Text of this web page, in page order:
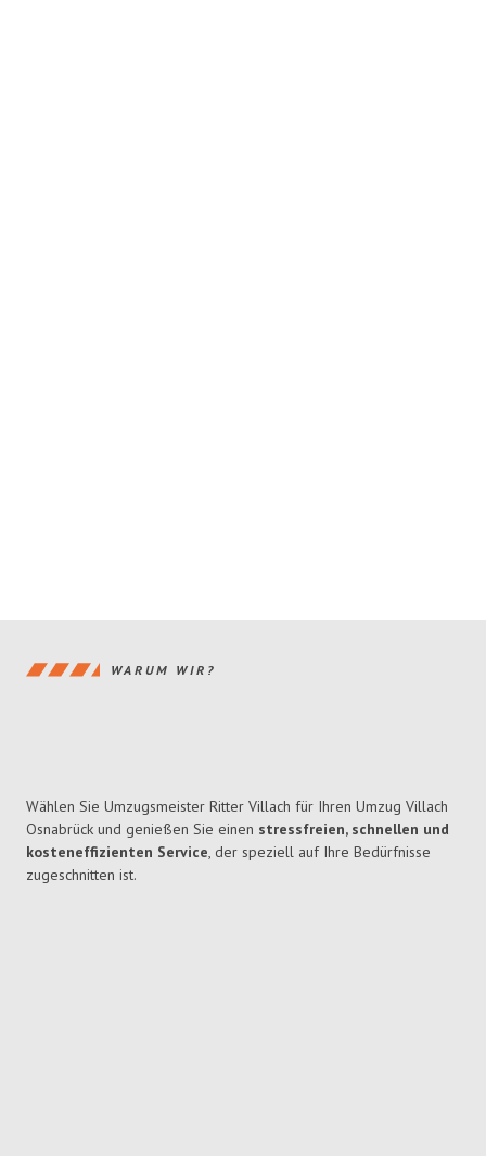
WARUM WIR?
Wählen Sie Umzugsmeister Ritter Villach für Ihren Umzug Villach
Osnabrück und genießen Sie einen stressfreien, schnellen und
kosteneffizienten Service, der speziell auf Ihre Bedürfnisse
zugeschnitten ist.